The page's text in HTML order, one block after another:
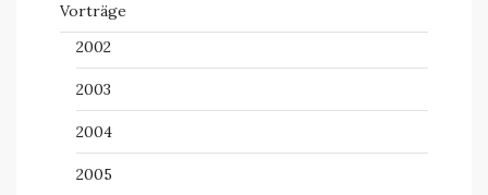
Vorträge
2002
2003
2004
2005